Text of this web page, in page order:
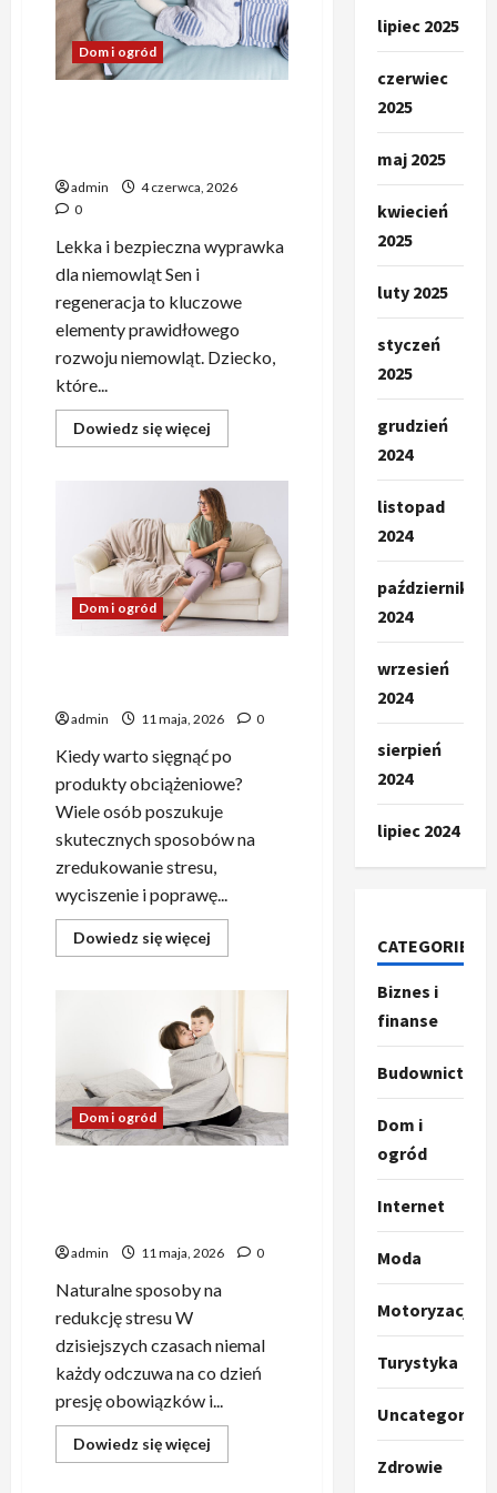
pyszne
kreatywne
pomysły
Dom i ogród
admin
4 czerwca, 2026
0
Lekka i bezpieczna wyprawka
dla niemowląt Sen i
regeneracja to kluczowe
elementy prawidłowego
rozwoju niemowląt. Dziecko,
które...
Dowiedz się więcej
się
Najważniejsze
akcesoria
dla
niemowląt
–
dlaczego
liczy
się
spokojny
sen?
Dom i ogród
admin 11 maja, 2026 0
Kiedy warto sięgnąć po
produkty obciążeniowe?
Wiele osób poszukuje
skutecznych sposobów na
zredukowanie stresu,
wyciszenie i poprawę...
Dowiedz się więcej
się
obciążeniowe:
komfort,
spokój
i
lepszy
sen
Dom i ogród
admin 11 maja, 2026 0
Naturalne sposoby na
redukcję stresu W
dzisiejszych czasach niemal
każdy odczuwa na co dzień
presję obowiązków i...
Dowiedz się więcej
się
lipiec 2025
czerwiec
2025
maj 2025
kwiecień
2025
luty 2025
styczeń
2025
grudzień
2024
listopad
2024
październik
2024
wrzesień
2024
sierpień
2024
lipiec 2024
CATEGORIES
Biznes i
finanse
Budownictwo
Dom i
ogród
Internet
Moda
Motoryzacja
Turystyka
Uncategorized
Zdrowie